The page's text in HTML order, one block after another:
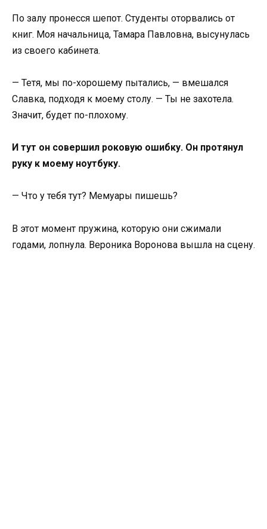
По залу пронесся шепот. Студенты оторвались от
книг. Моя начальница, Тамара Павловна, высунулась
из своего кабинета.
— Тетя, мы по-хорошему пытались, — вмешался
Славка, подходя к моему столу. — Ты не захотела.
Значит, будет по-плохому.
И тут он совершил роковую ошибку. Он протянул
руку к моему ноутбуку.
— Что у тебя тут? Мемуары пишешь?
В этот момент пружина, которую они сжимали
годами, лопнула. Вероника Воронова вышла на сцену.